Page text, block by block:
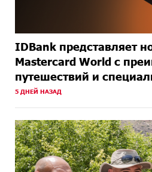
IDBank представляет
Mastercard World с
путешествий и
5 ДНЕЙ НАЗАД